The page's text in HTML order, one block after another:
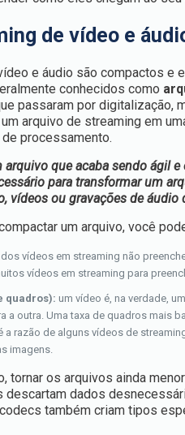
de vídeo e
e áudio são compactos
conhecidos como
passaram por
arquivo de streaming em
processamento.
que acaba sendo ágil
para transformar um
vídeos ou gravações de
um arquivo, você
dos vídeos em streaming não
vídeos em streaming para
quadros): um vídeo é, na verdade,
a outra. Uma taxa de quadros mais
a razão de alguns vídeos de
imagens.
tornar os arquivos ainda
descartam dados
também criam tipos